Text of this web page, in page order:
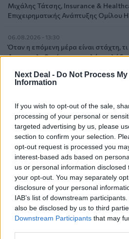
Next Deal - Do Not Process My
Information
If you wish to opt-out of the sale,
processing of your personal or
targeted advertising by us, please
section to confirm your selection.
opt-out request is processed you
interest-based ads based on
us or personal information
your opt-out. You may separately
disclosure of your personal
IAB’s list of downstream
also be disclosed by us to third
Downstream Participants that may
Μιχάλης Τάτσης, Insurance &
Επιχειρηματικής Ανάπτυξης Ομίλου
06.08.2026 - 13:30
Όταν η επόμενη μέρα είναι στάχτη,
Διαμεσολαβητής στον πελάτη
06.08.2026 - 12:22
06.08.2026 - 11:37
Μείωση ασφαλιστικών εισφορών
ζητούν οι έμποροι από την
06.08.2026 - 10:45
Ευρώπη: Μπορεί η κλιματική αλλαγή
ενεργειακή κρίση;
06.08.2026 - 09:15
Στέλιος Λιανός – INTERAMERICAN /
06.08.2026 - 08:40